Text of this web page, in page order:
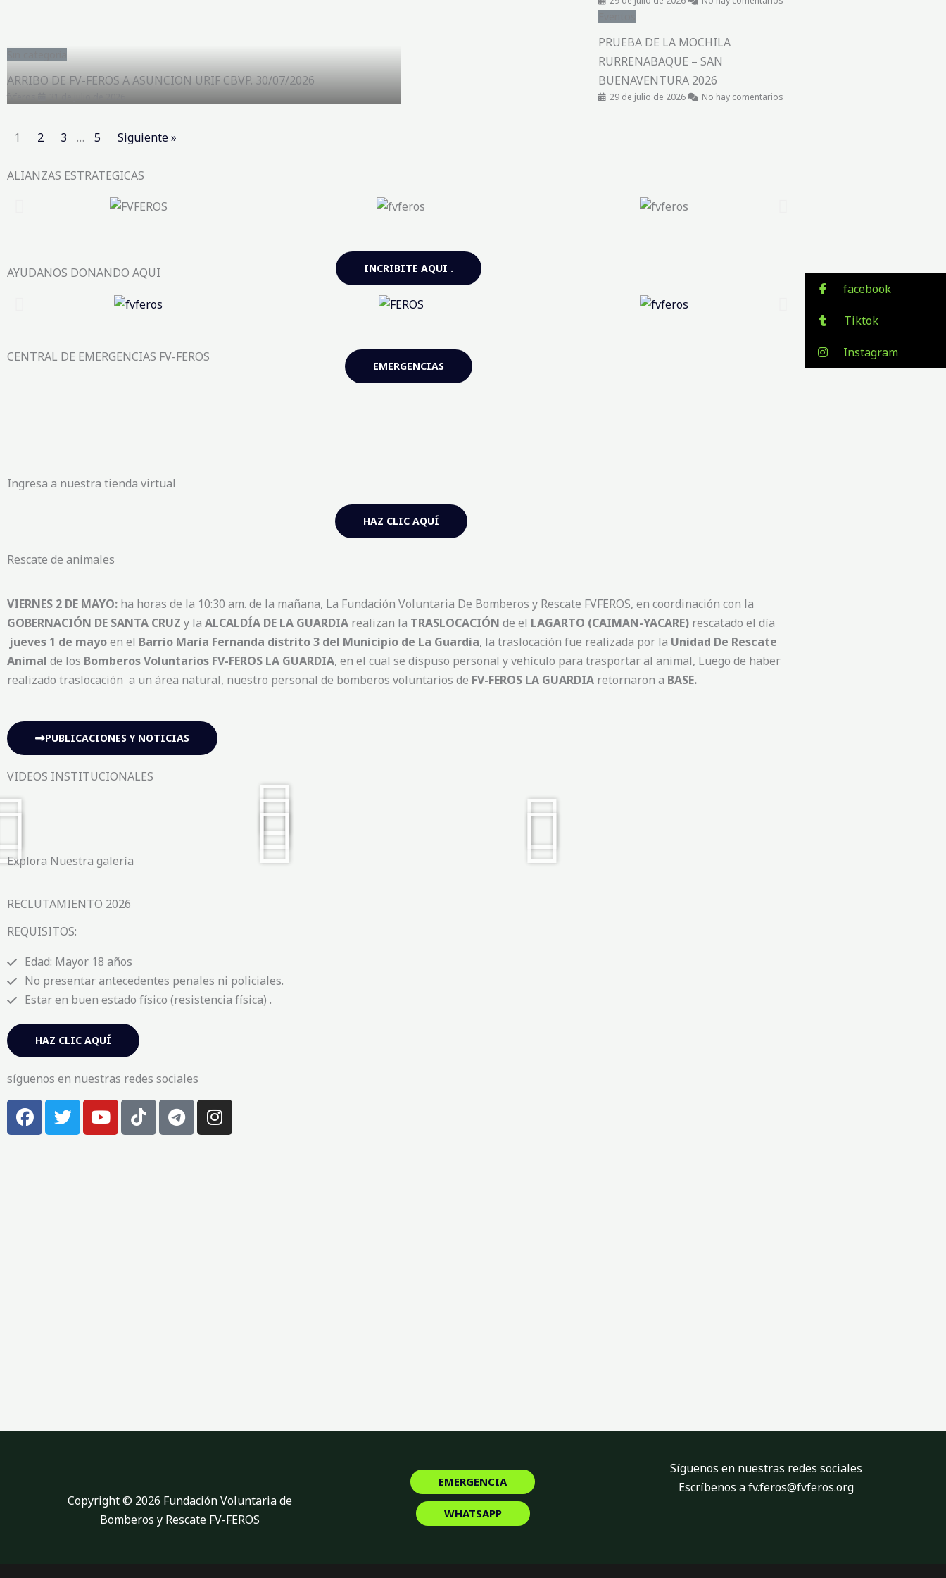
ARRIBO DE FV-FEROS A ASUNCION URIF CBVP. 30/07/2026
PRUEBA DE LA MOCHILA
RURRENABAQUE – SAN
BUENAVENTURA 2026
29 de julio de 2026 No hay comentarios
1 2 3 … 5 Siguiente »
ALIANZAS ESTRATEGICAS
INCRIBITE AQUI .
AYUDANOS DONANDO AQUI
CENTRAL DE EMERGENCIAS FV-FEROS
EMERGENCIAS
Ingresa a nuestra tienda virtual
HAZ CLIC AQUÍ
Rescate de animales
VIERNES 2 DE MAYO: ha horas de la 10:30 am. de la mañana, La Fundación Voluntaria De Bomberos y Rescate FVFEROS, en coordinación con la
GOBERNACIÓN DE SANTA CRUZ y la ALCALDÍA DE LA GUARDIA realizan la TRASLOCACIÓN de el LAGARTO (CAIMAN-YACARE) rescatado el día
jueves 1 de mayoen el Barrio María Fernanda distrito 3 del Municipio de La Guardia, la traslocación fue realizada por la Unidad De Rescate
Animal de los Bomberos Voluntarios FV-FEROS LA GUARDIA, en el cual se dispuso personal y vehículo para trasportar al animal, Luego de haber
realizado traslocación a un área natural, nuestro personal de bomberos voluntarios de FV-FEROS LA GUARDIA retornaron a BASE.
PUBLICACIONES Y NOTICIAS
VIDEOS INSTITUCIONALES
Explora Nuestra galería
RECLUTAMIENTO 2026
REQUISITOS:
Edad: Mayor 18 años
No presentar antecedentes penales ni policiales.
Estar en buen estado físico (resistencia física) .
HAZ CLIC AQUÍ
síguenos en nuestras redes sociales
F
a
c
T
w
i
Y
o
u
T
i
k
T
e
l
I
n
s
Copyright © 2026 Fundación Voluntaria de
Bomberos y Rescate FV-FEROS
EMERGENCIA
WHATSAPP
Síguenos en nuestras redes sociales
Escríbenos a fv.feros@fvferos.org
facebook
Tiktok
Instagram